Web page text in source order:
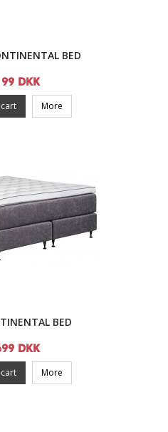
BED
DKK
More
BED
DKK
More